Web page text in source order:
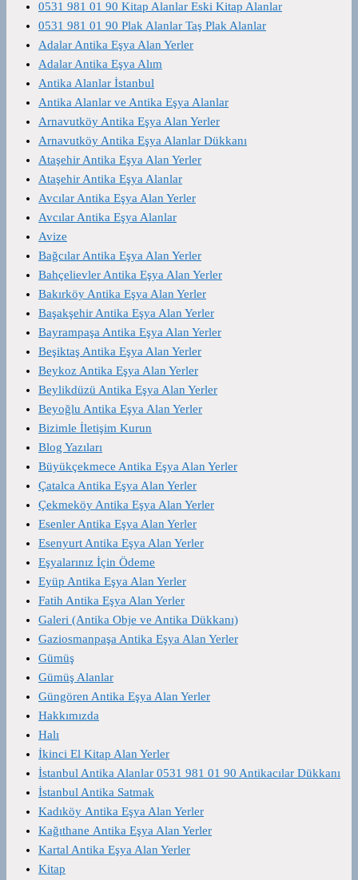
0531 981 01 90 Kitap Alanlar Eski Kitap Alanlar
0531 981 01 90 Plak Alanlar Taş Plak Alanlar
Adalar Antika Eşya Alan Yerler
Adalar Antika Eşya Alım
Antika Alanlar İstanbul
Antika Alanlar ve Antika Eşya Alanlar
Arnavutköy Antika Eşya Alan Yerler
Arnavutköy Antika Eşya Alanlar Dükkanı
Ataşehir Antika Eşya Alan Yerler
Ataşehir Antika Eşya Alanlar
Avcılar Antika Eşya Alan Yerler
Avcılar Antika Eşya Alanlar
Avize
Bağcılar Antika Eşya Alan Yerler
Bahçelievler Antika Eşya Alan Yerler
Bakırköy Antika Eşya Alan Yerler
Başakşehir Antika Eşya Alan Yerler
Bayrampaşa Antika Eşya Alan Yerler
Beşiktaş Antika Eşya Alan Yerler
Beykoz Antika Eşya Alan Yerler
Beylikdüzü Antika Eşya Alan Yerler
Beyoğlu Antika Eşya Alan Yerler
Bizimle İletişim Kurun
Blog Yazıları
Büyükçekmece Antika Eşya Alan Yerler
Çatalca Antika Eşya Alan Yerler
Çekmeköy Antika Eşya Alan Yerler
Esenler Antika Eşya Alan Yerler
Esenyurt Antika Eşya Alan Yerler
Eşyalarınız İçin Ödeme
Eyüp Antika Eşya Alan Yerler
Fatih Antika Eşya Alan Yerler
Galeri (Antika Obje ve Antika Dükkanı)
Gaziosmanpaşa Antika Eşya Alan Yerler
Gümüş
Gümüş Alanlar
Güngören Antika Eşya Alan Yerler
Hakkımızda
Halı
İkinci El Kitap Alan Yerler
İstanbul Antika Alanlar 0531 981 01 90 Antikacılar Dükkanı
İstanbul Antika Satmak
Kadıköy Antika Eşya Alan Yerler
Kağıthane Antika Eşya Alan Yerler
Kartal Antika Eşya Alan Yerler
Kitap